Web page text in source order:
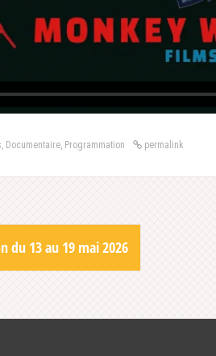
, Documentaire, Programmation permalink
du 13 au 19 mai 2026